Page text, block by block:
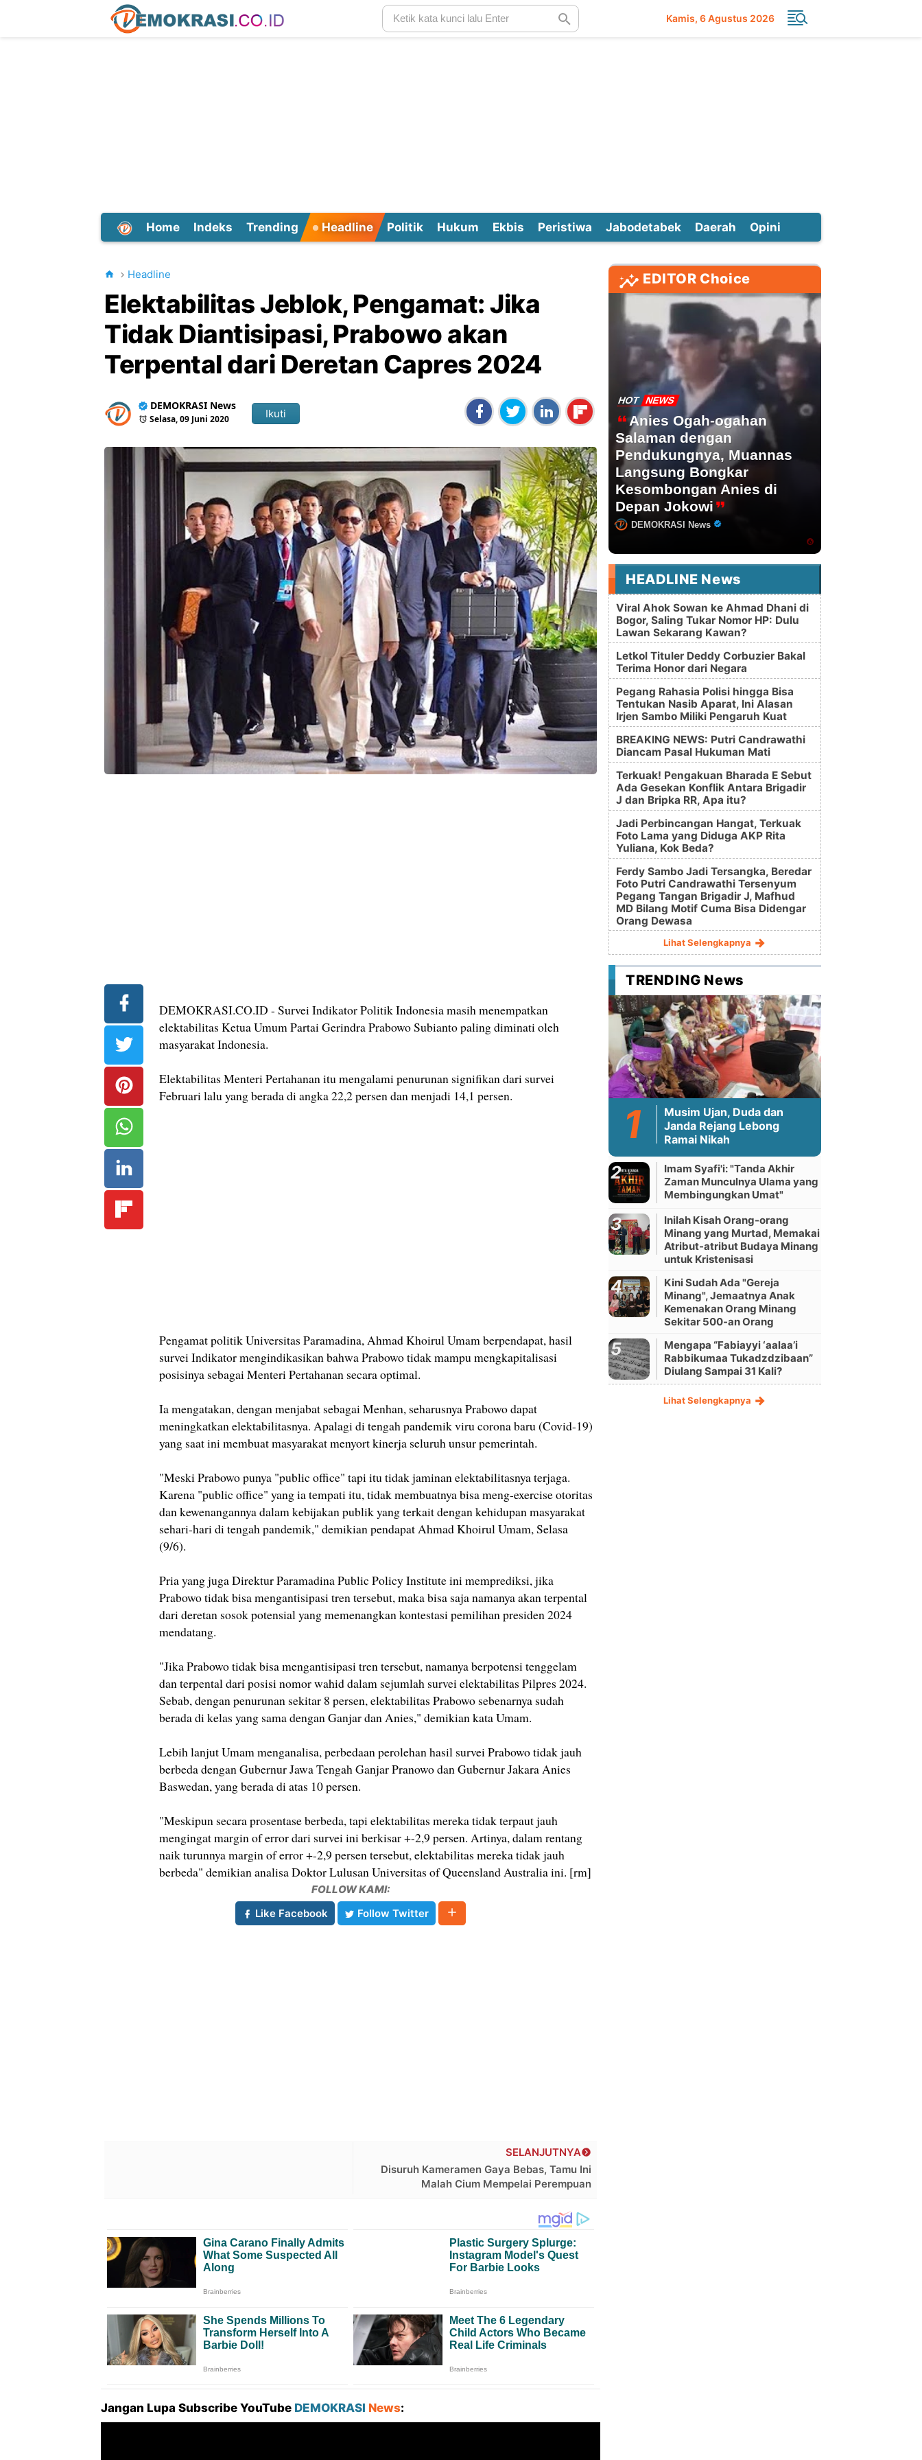
Kamis 6 Agustus 2026
Home Indeks Trending Headline Politik Hukum Ekbis Peristiwa Jabodetabek Daerah Opini
Headline
Elektabilitas Jeblok, Pengamat: Jika
Tidak Diantisipasi, Prabowo akan
Terpental dari Deretan Capres 2024
DEMOKRASI News
Selasa, 09 Juni 2020 Ikuti
DEMOKRASI.CO.ID - Survei Indikator Politik Indonesia masih menempatkan
elektabilitas Ketua Umum Partai Gerindra Prabowo Subianto paling diminati oleh
masyarakat Indonesia.
Elektabilitas Menteri Pertahanan itu mengalami penurunan signifikan dari survei
Februari lalu yang berada di angka 22,2 persen dan menjadi 14,1 persen.
Pengamat politik Universitas Paramadina, Ahmad Khoirul Umam berpendapat, hasil
survei Indikator mengindikasikan bahwa Prabowo tidak mampu mengkapitalisasi
posisinya sebagai Menteri Pertahanan secara optimal.
Ia mengatakan, dengan menjabat sebagai Menhan, seharusnya Prabowo dapat
meningkatkan elektabilitasnya. Apalagi di tengah pandemik viru corona baru (Covid-19)
yang saat ini membuat masyarakat menyort kinerja seluruh unsur pemerintah.
"Meski Prabowo punya "public office" tapi itu tidak jaminan elektabilitasnya terjaga.
Karena "public office" yang ia tempati itu, tidak membuatnya bisa meng-exercise otoritas
dan kewenangannya dalam kebijakan publik yang terkait dengan kehidupan masyarakat
sehari-hari di tengah pandemik," demikian pendapat Ahmad Khoirul Umam, Selasa
(9/6).
Pria yang juga Direktur Paramadina Public Policy Institute ini memprediksi, jika
Prabowo tidak bisa mengantisipasi tren tersebut, maka bisa saja namanya akan terpental
dari deretan sosok potensial yang memenangkan kontestasi pemilihan presiden 2024
mendatang.
"Jika Prabowo tidak bisa mengantisipasi tren tersebut, namanya berpotensi tenggelam
dan terpental dari posisi nomor wahid dalam sejumlah survei elektabilitas Pilpres 2024.
Sebab, dengan penurunan sekitar 8 persen, elektabilitas Prabowo sebenarnya sudah
berada di kelas yang sama dengan Ganjar dan Anies," demikian kata Umam.
Lebih lanjut Umam menganalisa, perbedaan perolehan hasil survei Prabowo tidak jauh
berbeda dengan Gubernur Jawa Tengah Ganjar Pranowo dan Gubernur Jakara Anies
Baswedan, yang berada di atas 10 persen.
"Meskipun secara prosentase berbeda, tapi elektabilitas mereka tidak terpaut jauh
mengingat margin of error dari survei ini berkisar +-2,9 persen. Artinya, dalam rentang
naik turunnya margin of error +-2,9 persen tersebut, elektabilitas mereka tidak jauh
berbeda" demikian analisa Doktor Lulusan Universitas of Queensland Australia ini. [rm]
FOLLOW KAMI:
Like Facebook
Follow Twitter
SELANJUTNYA
Disuruh Kameramen Gaya Bebas, Tamu Ini
Malah Cium Mempelai Perempuan
Jangan Lupa Subscribe YouTube DEMOKRASI News:
EDITOR Choice
HOT NEWS
Anies Ogah-ogahan
Salaman dengan
Pendukungnya, Muannas
Langsung Bongkar
Kesombongan Anies di
Depan Jokowi
DEMOKRASI News
HEADLINE News
Viral Ahok Sowan ke Ahmad Dhani di
Bogor, Saling Tukar Nomor HP: Dulu
Lawan Sekarang Kawan?
Letkol Tituler Deddy Corbuzier Bakal
Terima Honor dari Negara
Pegang Rahasia Polisi hingga Bisa
Tentukan Nasib Aparat, Ini Alasan
Irjen Sambo Miliki Pengaruh Kuat
BREAKING NEWS: Putri Candrawathi
Diancam Pasal Hukuman Mati
Terkuak! Pengakuan Bharada E Sebut
Ada Gesekan Konflik Antara Brigadir
J dan Bripka RR, Apa itu?
Jadi Perbincangan Hangat, Terkuak
Foto Lama yang Diduga AKP Rita
Yuliana, Kok Beda?
Ferdy Sambo Jadi Tersangka, Beredar
Foto Putri Candrawathi Tersenyum
Pegang Tangan Brigadir J, Mafhud
MD Bilang Motif Cuma Bisa Didengar
Orang Dewasa
Lihat Selengkapnya
TRENDING News
Musim Ujan, Duda dan
Janda Rejang Lebong
Ramai Nikah
Imam Syafi'i: "Tanda Akhir
Zaman Munculnya Ulama yang
Membingungkan Umat"
Inilah Kisah Orang-orang
Minang yang Murtad, Memakai
Atribut-atribut Budaya Minang
untuk Kristenisasi
Kini Sudah Ada "Gereja
Minang", Jemaatnya Anak
Kemenakan Orang Minang
Sekitar 500-an Orang
Mengapa “Fabiayyi ‘aalaa’i
Rabbikumaa Tukadzdzibaan”
Diulang Sampai 31 Kali?
Lihat Selengkapnya